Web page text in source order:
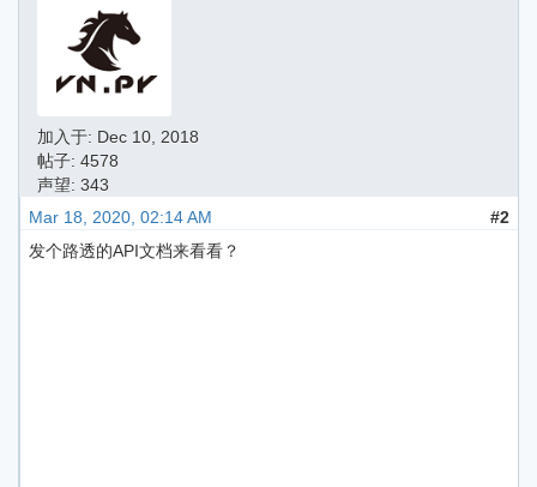
加入于: Dec 10, 2018
帖子: 4578
声望: 343
Mar 18, 2020, 02:14 AM
#2
发个路透的API文档来看看？